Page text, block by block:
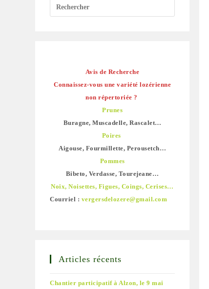
Avis de Recherche
Connaissez-vous une variété lozérienne
non répertoriée ?
Prunes
Buragne, Muscadelle, Rascalet…
Poires
Aigouse, Fourmillette, Perousetch…
Pommes
Bibeto, Verdasse, Tourejeane…
Noix, Noisettes, Figues, Coings, Cerises…
Courriel : vergersdelozere@gmail.com
Articles récents
Chantier participatif à Alzon, le 9 mai